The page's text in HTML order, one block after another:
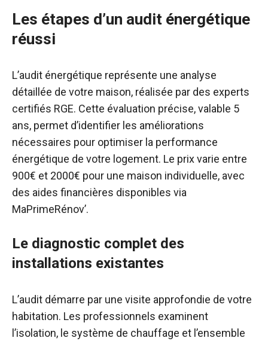
Les étapes d’un audit énergétique
réussi
L’audit énergétique représente une analyse
détaillée de votre maison, réalisée par des experts
certifiés RGE. Cette évaluation précise, valable 5
ans, permet d’identifier les améliorations
nécessaires pour optimiser la performance
énergétique de votre logement. Le prix varie entre
900€ et 2000€ pour une maison individuelle, avec
des aides financières disponibles via
MaPrimeRénov’.
Le diagnostic complet des
installations existantes
L’audit démarre par une visite approfondie de votre
habitation. Les professionnels examinent
l’isolation, le système de chauffage et l’ensemble